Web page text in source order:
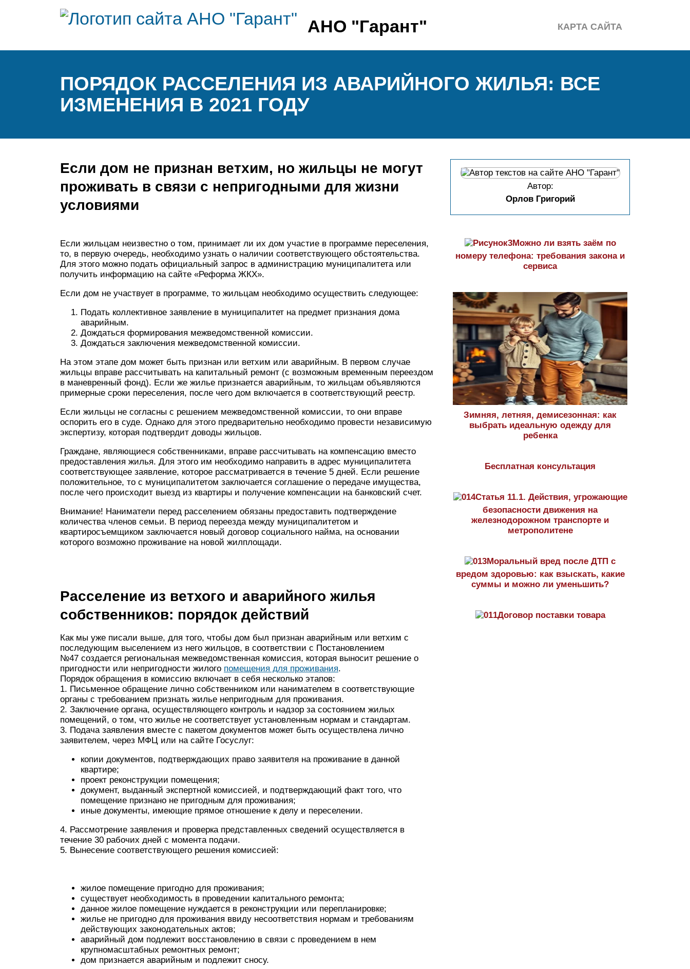
АНО "Гарант" КАРТА САЙТА
ПОРЯДОК РАССЕЛЕНИЯ ИЗ АВАРИЙНОГО ЖИЛЬЯ: ВСЕ
ИЗМЕНЕНИЯ В 2021 ГОДУ
Если дом не признан ветхим, но жильцы не могут
проживать в связи с непригодными для жизни
условиями
Если жильцам неизвестно о том, принимает ли их дом участие в программе переселения,
то, в первую очередь, необходимо узнать о наличии соответствующего обстоятельства.
Для этого можно подать официальный запрос в администрацию муниципалитета или
получить информацию на сайте «Реформа ЖКХ».
Если дом не участвует в программе, то жильцам необходимо осуществить следующее:
Подать коллективное заявление в муниципалитет на предмет признания дома
аварийным.
Дождаться формирования межведомственной комиссии.
Дождаться заключения межведомственной комиссии.
На этом этапе дом может быть признан или ветхим или аварийным. В первом случае
жильцы вправе рассчитывать на капитальный ремонт (с возможным временным переездом
в маневренный фонд). Если же жилье признается аварийным, то жильцам объявляются
примерные сроки переселения, после чего дом включается в соответствующий реестр.
Если жильцы не согласны с решением межведомственной комиссии, то они вправе
оспорить его в суде. Однако для этого предварительно необходимо провести независимую
экспертизу, которая подтвердит доводы жильцов.
Граждане, являющиеся собственниками, вправе рассчитывать на компенсацию вместо
предоставления жилья. Для этого им необходимо направить в адрес муниципалитета
соответствующее заявление, которое рассматривается в течение 5 дней. Если решение
положительное, то с муниципалитетом заключается соглашение о передаче имущества,
после чего происходит выезд из квартиры и получение компенсации на банковский счет.
Внимание! Наниматели перед расселением обязаны предоставить подтверждение
количества членов семьи. В период переезда между муниципалитетом и
квартиросъемщиком заключается новый договор социального найма, на основании
которого возможно проживание на новой жилплощади.
Расселение из ветхого и аварийного жилья
собственников: порядок действий
Как мы уже писали выше, для того, чтобы дом был признан аварийным или ветхим с
последующим выселением из него жильцов, в соответствии с Постановлением
№47 создается региональная межведомственная комиссия, которая выносит решение о
пригодности или непригодности жилого помещения для проживания.
Порядок обращения в комиссию включает в себя несколько этапов:
1. Письменное обращение лично собственником или нанимателем в соответствующие
органы с требованием признать жилье непригодным для проживания.
2. Заключение органа, осуществляющего контроль и надзор за состоянием жилых
помещений, о том, что жилье не соответствует установленным нормам и стандартам.
3. Подача заявления вместе с пакетом документов может быть осуществлена лично
заявителем, через МФЦ или на сайте Госуслуг:
копии документов, подтверждающих право заявителя на проживание в данной
квартире;
проект реконструкции помещения;
документ, выданный экспертной комиссией, и подтверждающий факт того, что
помещение признано не пригодным для проживания;
иные документы, имеющие прямое отношение к делу и переселении.
4. Рассмотрение заявления и проверка представленных сведений осуществляется в
течение 30 рабочих дней с момента подачи.
5. Вынесение соответствующего решения комиссией:
жилое помещение пригодно для проживания;
существует необходимость в проведении капитального ремонта;
данное жилое помещение нуждается в реконструкции или перепланировке;
жилье не пригодно для проживания ввиду несоответствия нормам и требованиям
действующих законодательных актов;
аварийный дом подлежит восстановлению в связи с проведением в нем
крупномасштабных ремонтных ремонт;
дом признается аварийным и подлежит сносу.
Автор:
Орлов Григорий
Можно ли взять заём по
номеру телефона: требования закона и
сервиса
Зимняя, летняя, демисезонная: как
выбрать идеальную одежду для
ребенка
Бесплатная консультация
Статья 11.1. Действия, угрожающие
безопасности движения на
железнодорожном транспорте и
метрополитене
Моральный вред после ДТП с
вредом здоровью: как взыскать, какие
суммы и можно ли уменьшить?
Договор поставки товара